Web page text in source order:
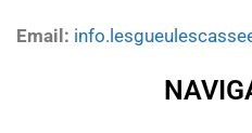
Email: